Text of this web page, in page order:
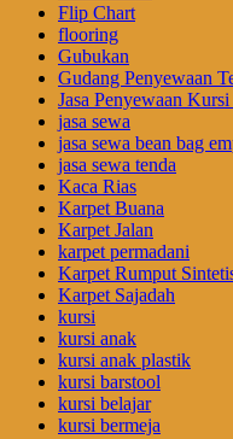
Flip Chart
flooring
Gubukan
Gudang Penyewaan
Jasa Penyewaan
jasa sewa
jasa sewa bean bag
jasa sewa tenda
Kaca Rias
Karpet Buana
Karpet Jalan
karpet permadani
Karpet Rumput
Karpet Sajadah
kursi
kursi anak
kursi anak plastik
kursi barstool
kursi belajar
kursi bermeja